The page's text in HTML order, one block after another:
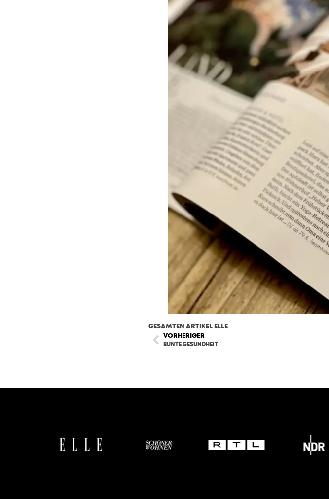
GESAMTEN ARTIKEL ELLE
VORHERIGER
BUNTE GESUNDHEIT